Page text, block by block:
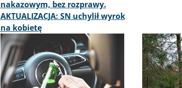
nakazowym, bez rozprawy.
AKTUALIZACJA: SN uchylił wyrok
na kobietę
Obraz Obraz